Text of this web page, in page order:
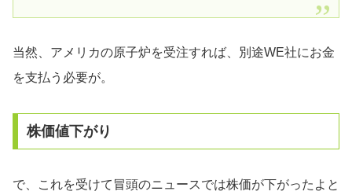
当然、アメリカの原子炉を受注すれば、別途WE社にお金
を支払う必要が。
株価値下がり
で、これを受けて冒頭のニュースでは株価が下がったよと